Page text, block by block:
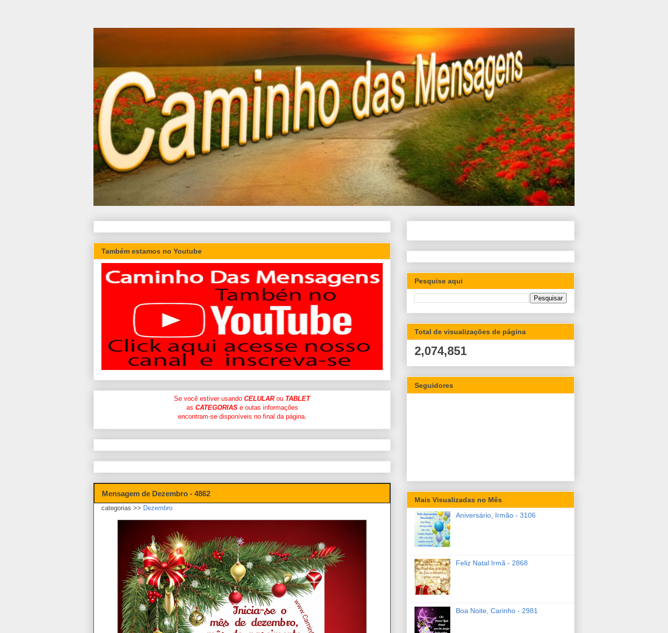
Também estamos no Youtube
Se você estiver usando CELULARou TABLET
as CATEGORIASe outas informações
encontram-se disponíveis no final da página.
Mensagem de Dezembro - 4862
categorias >> Dezembro
Pesquise aqui
Total de visualizações de página
2,074,851
Seguidores
Mais Visualizadas no Mês
Aniversário, Irmão - 3106
Feliz Natal Irmã - 2868
Boa Noite, Carinho - 2981